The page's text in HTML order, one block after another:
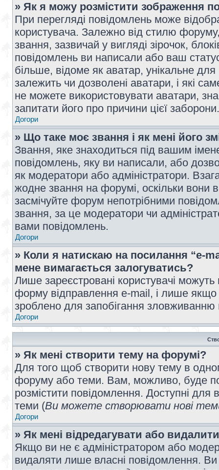
» Як я можу розмістити зображення
При перегляді повідомлень може
користувача. Залежно від стилю
звання, зазвичай у вигляді зірочок,
повідомлень ви написали або ваш
більше, відоме як аватар, унікальне
залежить чи дозволені аватари, і які
не можете використовувати аватари,
запитати його про причини цієї заборони.
Догори
» Що таке моє звання і як мені його
Звання, яке знаходиться під вашим
повідомлень, яку ви написали, або
як модератори або адміністратори.
жодне звання на форумі, оскільки вони
засмічуйте форум непотрібними
звання, за це модератори чи
вами повідомлень.
Догори
» Коли я натискаю на посилання “e-
мене вимагається залогуватись?
Лише зареєстровані користувачі
форму відправлення e-mail, і лише
зроблено для запобігання
Догори
» Як мені створити тему на форумі?
Для того щоб створити нову тему в
форуму або теми. Вам, можливо, буде
розмістити повідомлення. Доступні для
теми (Ви можете створювати нові
Догори
» Як мені відредагувати або
Якщо ви не є адміністратором або
видаляти лише власні повідомлення.